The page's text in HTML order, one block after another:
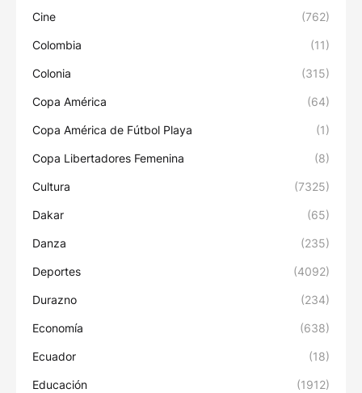
Cine (762)
Colombia (11)
Colonia (315)
Copa América (64)
Copa América de Fútbol Playa (1)
Copa Libertadores Femenina (8)
Cultura (7325)
Dakar (65)
Danza (235)
Deportes (4092)
Durazno (234)
Economía (638)
Ecuador (18)
Educación (1912)